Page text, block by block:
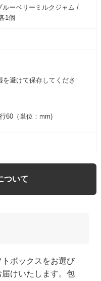
ルーベリーミルクジャム /
1個
避けて保存してくださ
60（単位：mm)
ついて
ボックスをお選び
けいたします。包